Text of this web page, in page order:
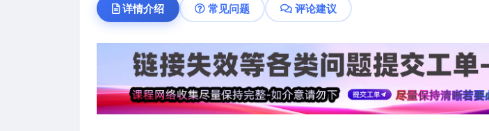
详情介绍 常见问题 评论建议